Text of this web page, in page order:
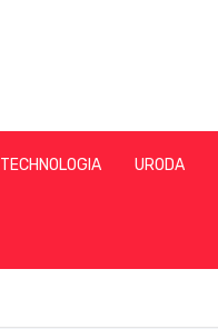
TECHNOLOGIA URODA